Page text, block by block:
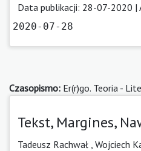
Data publikacji: 28-07-2020 |
2020-07-28
Czasopismo: Er(r)go. Teoria -
Tekst, Margines,
Tadeusz Rachwał , Wojciech